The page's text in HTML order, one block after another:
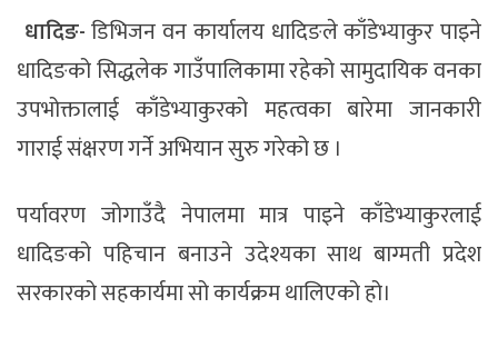
धादिङ-डिभिजन वन कार्यालय धादिङले काँडेभ्याकुर पाइने
धादिङको सिद्धलेक गाउँपालिकामा रहेको सामुदायिक वनका
उपभोक्तालाई काँडेभ्याकुरको महत्वका बारेमा जानकारी
गाराई संक्षरण गर्ने अभियान सुरु गरेको छ ।
पर्यावरण जोगाउँदै नेपालमा मात्र पाइने काँडेभ्याकुरलाई
धादिङको पहिचान बनाउने उदेश्यका साथ बाग्मती प्रदेश
सरकारको सहकार्यमा सो कार्यक्रम थालिएको हो।